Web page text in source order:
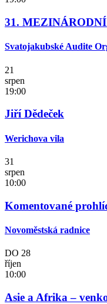
31.
Svatojakubské Audite
21
srpen
19:00
Jiří Dědeček
Werichova vila
31
srpen
10:00
Komentované
Novoměstská radnice
DO 28
říjen
10:00
Asie a Afrika –